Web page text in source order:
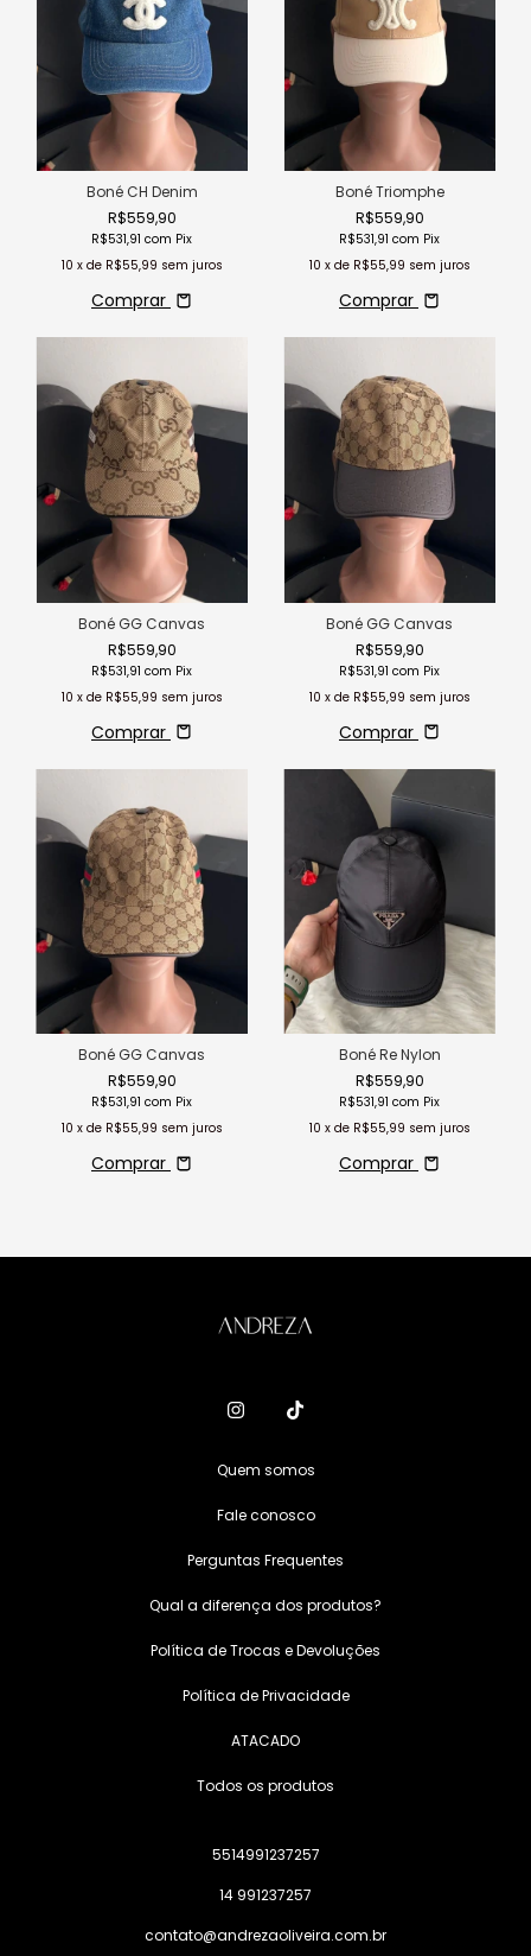
Boné CH Denim
R$559,90
R$531,91 com Pix
10 x de R$55,99 sem juros
Comprar
Boné Triomphe
R$559,90
R$531,91 com Pix
10 x de R$55,99 sem juros
Comprar
Boné GG Canvas
R$559,90
R$531,91 com Pix
10 x de R$55,99 sem juros
Comprar
Boné GG Canvas
R$559,90
R$531,91 com Pix
10 x de R$55,99 sem juros
Comprar
Boné GG Canvas
R$559,90
R$531,91 com Pix
10 x de R$55,99 sem juros
Comprar
Boné Re Nylon
R$559,90
R$531,91 com Pix
10 x de R$55,99 sem juros
Comprar
Quem somos
Fale conosco
Perguntas Frequentes
Qual a diferença dos produtos?
Política de Trocas e Devoluções
Política de Privacidade
ATACADO
Todos os produtos
5514991237257
14 991237257
contato@andrezaoliveira.com.br